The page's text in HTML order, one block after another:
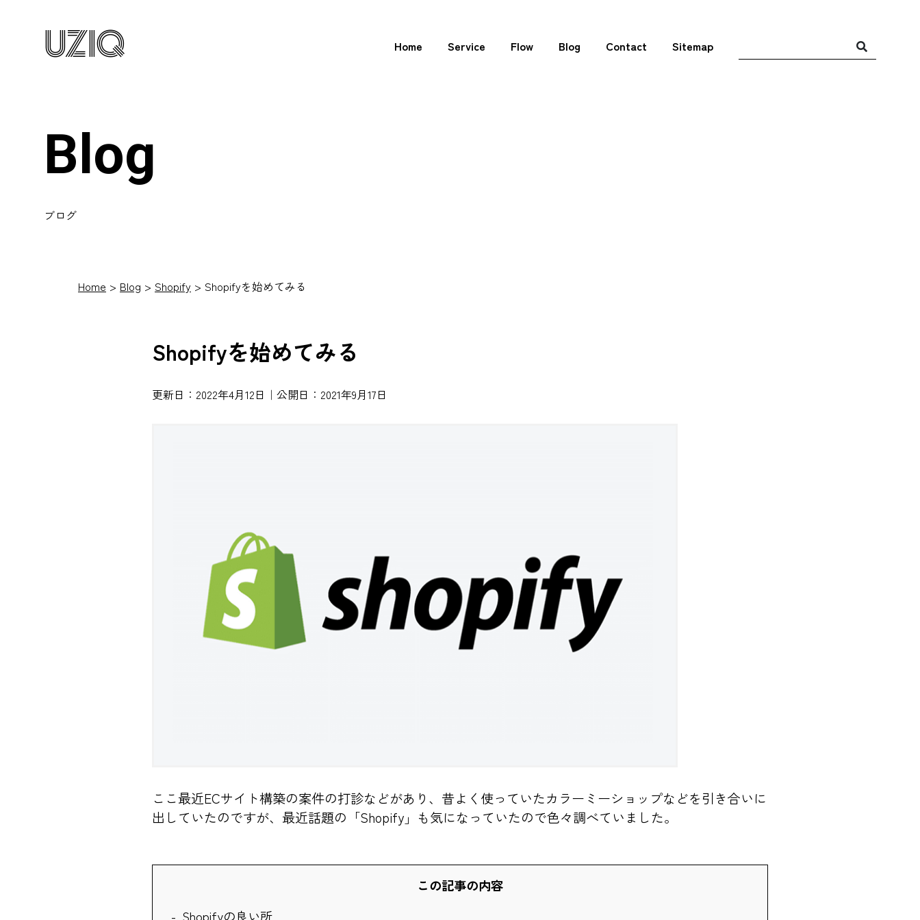
UZIQ Home Service Flow Blog Contact Sitemap
Blog
ブログ
Home Blog Shopify Shopifyを始めてみる
Shopifyを始めてみる
更新日：2022年4月12日｜公開日：2021年9月17日
ここ最近ECサイト構築の案件の打診などがあり、昔よく使っていたカラーミーショップなどを引き合いに
出していたのですが、最近話題の「Shopify」も気になっていたので色々調べていました。
この記事の内容
Shopifyの良い所